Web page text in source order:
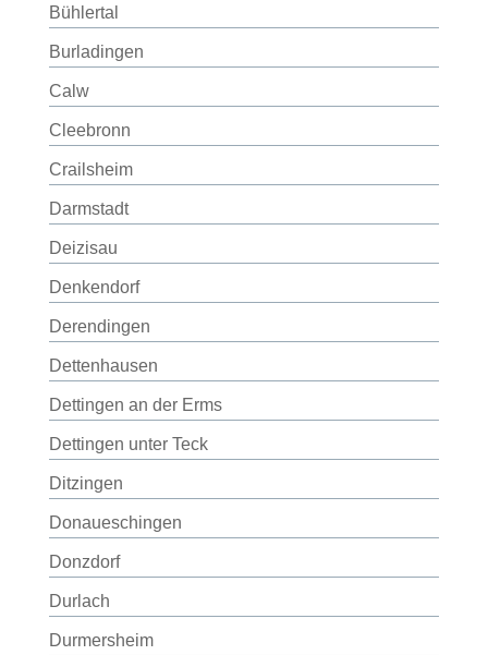
Bühlertal
Burladingen
Calw
Cleebronn
Crailsheim
Darmstadt
Deizisau
Denkendorf
Derendingen
Dettenhausen
Dettingen an der Erms
Dettingen unter Teck
Ditzingen
Donaueschingen
Donzdorf
Durlach
Durmersheim